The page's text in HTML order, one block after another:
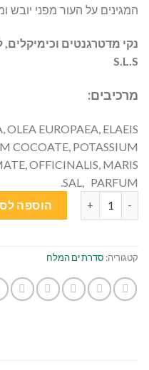
המגינים על העור מפני יובש
נקי מדטרגנטים
S.L.S
מרכיבים:
EUROPAEA, ELAEIS
COCOATE, POTASSIUM
OFFICINALIS, MARIS
SAL, PARFUM.
כמות של קרם רחצה מינרל ים המלח -
הוספה
קטגוריה: סדרת ים המלח